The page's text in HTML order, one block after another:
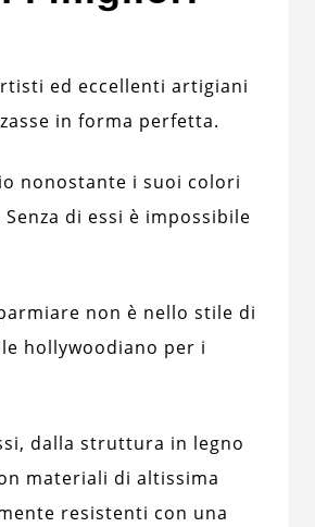
ed eccellenti artigiani
in forma perfetta.
nonostante i suoi colori
di essi è impossibile
non è nello stile di
hollywoodiano per i
dalla struttura in legno
materiali di altissima
resistenti con una